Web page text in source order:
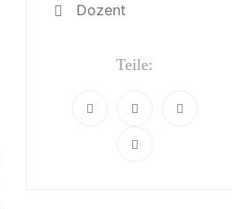
Dozent
Teile: